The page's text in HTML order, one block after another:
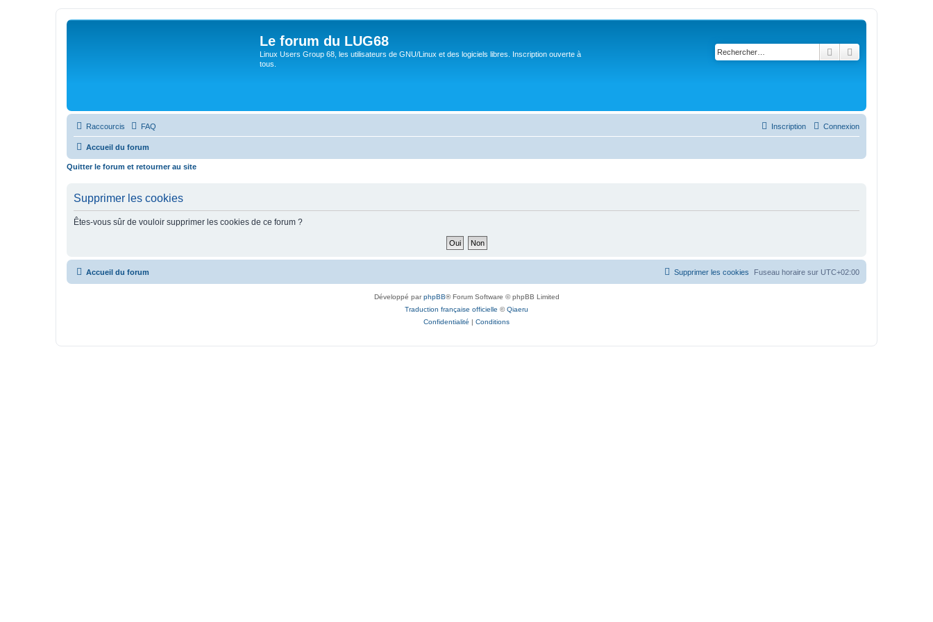
Le forum du LUG68
Linux Users Group 68, les utilisateurs de GNU/Linux et des logiciels libres. Inscription ouverte à
tous.
Rechercher
Raccourcis FAQ Connexion
Inscription
Accueil du forum
Quitter le forum et retourner au site
Supprimer les cookies
Êtes-vous sûr de vouloir supprimer les cookies de ce forum ?
Accueil du forum Fuseau horaire sur UTC+02:00
Supprimer les cookies
Développé parphpBB® Forum Software © phpBB Limited
Traduction française officielle ©Qiaeru
Confidentialité | Conditions